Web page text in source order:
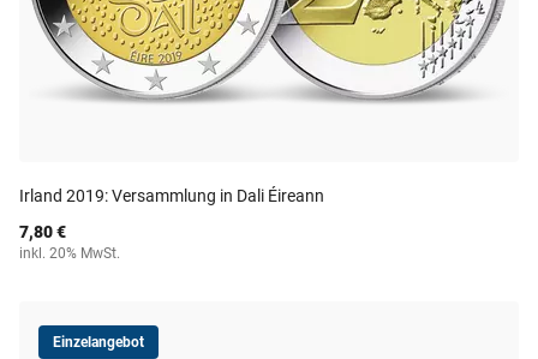
Irland 2019: Versammlung in Dali Éireann
7,80 €
inkl. 20% MwSt.
Einzelangebot